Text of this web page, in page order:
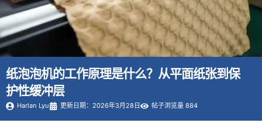
纸泡泡机的工作原理是什么？从平面纸张到保
护性缓冲层
Harlan Lyu 更新日期：2026年3月28日 帖子浏览量 884